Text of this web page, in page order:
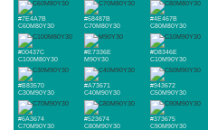
#7E4A7B
C60M80Y30
#68487B
C70M80Y30
#4E467B
C80M80Y30
#00437C
C100M80Y30
#E7336E
M90Y30
#D8346E
C10M90Y30
#B83570
C30M90Y30
#A73671
C40M90Y30
#943672
C50M90Y30
#6A3674
C70M90Y30
#523674
C80M90Y30
#373675
C90M90Y30